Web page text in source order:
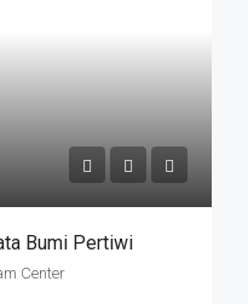
Bumi Pertiwi
Center